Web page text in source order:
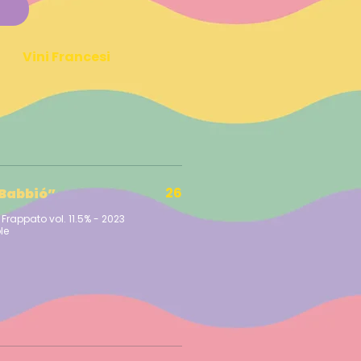
Vini Francesi
vol. 11.5% - 2023
26